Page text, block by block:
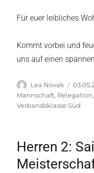
Für euer leibliches
Kommt vorbei und
uns auf einen
Autor
Lea Novak
am
Mannschaft, Relegation
Verbandsklasse Süd
Herren 2: